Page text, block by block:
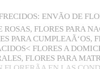
ENVÃO DE
ROSAS, FLORES PARA
PARA CUMPLEAÃ‘OS,
FLORES A
FLORES PARA